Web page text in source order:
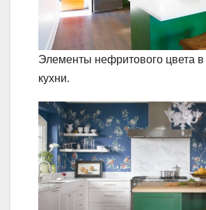
Элементы нефритового цвета в
кухни.